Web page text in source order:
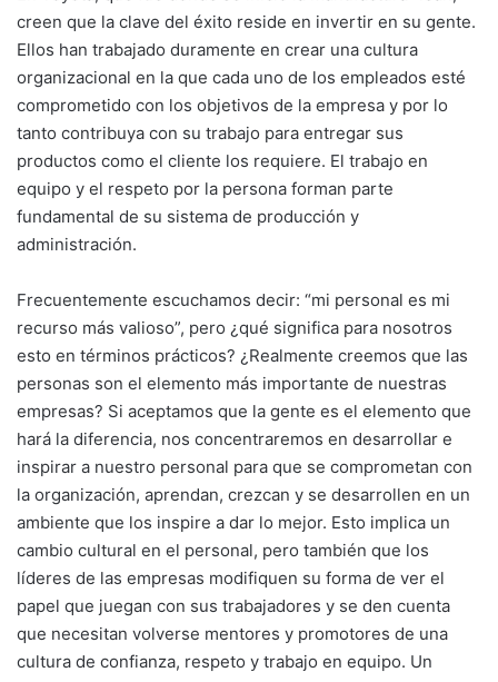
creen que la clave del éxito reside en invertir en su gente.
Ellos han trabajado duramente en crear una cultura
organizacional en la que cada uno de los empleados esté
comprometido con los objetivos de la empresa y por lo
tanto contribuya con su trabajo para entregar sus
productos como el cliente los requiere. El trabajo en
equipo y el respeto por la persona forman parte
fundamental de su sistema de producción y
administración.
Frecuentemente escuchamos decir: “mi personal es mi
recurso más valioso”, pero ¿qué significa para nosotros
esto en términos prácticos? ¿Realmente creemos que las
personas son el elemento más importante de nuestras
empresas? Si aceptamos que la gente es el elemento que
hará la diferencia, nos concentraremos en desarrollar e
inspirar a nuestro personal para que se comprometan con
la organización, aprendan, crezcan y se desarrollen en un
ambiente que los inspire a dar lo mejor. Esto implica un
cambio cultural en el personal, pero también que los
líderes de las empresas modifiquen su forma de ver el
papel que juegan con sus trabajadores y se den cuenta
que necesitan volverse mentores y promotores de una
cultura de confianza, respeto y trabajo en equipo. Un